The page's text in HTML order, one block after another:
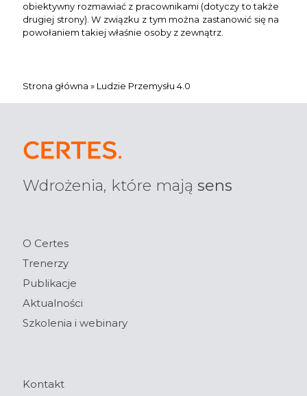
obiektywny rozmawiać z pracownikami (dotyczy to także
drugiej strony). W związku z tym można zastanowić się na
powołaniem takiej właśnie osoby z zewnątrz.
Strona główna » Ludzie Przemysłu 4.0
Wdrożenia, które mają sens
O Certes
Trenerzy
Publikacje
Aktualności
Szkolenia i webinary
Kontakt